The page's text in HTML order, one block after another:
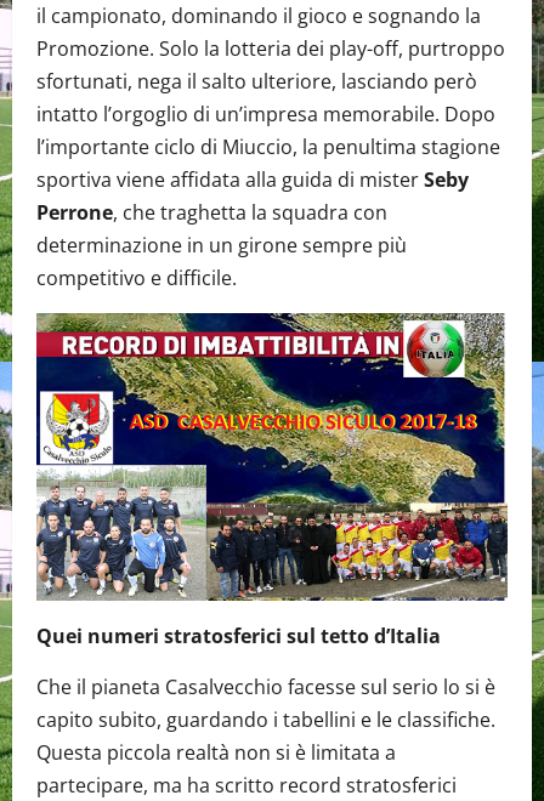
il campionato, dominando il gioco e sognando la
Promozione. Solo la lotteria dei play-off, purtroppo
sfortunati, nega il salto ulteriore, lasciando però
intatto l’orgoglio di un’impresa memorabile. Dopo
l’importante ciclo di Miuccio, la penultima stagione
sportiva viene affidata alla guida di misterSeby
Perrone, che traghetta la squadra con
determinazione in un girone sempre più
competitivo e difficile.
Quei numeri stratosferici sul tetto d’Italia
Che il pianeta Casalvecchio facesse sul serio lo si è
capito subito, guardando i tabellini e le classifiche.
Questa piccola realtà non si è limitata a
partecipare, ma ha scritto record stratosferici